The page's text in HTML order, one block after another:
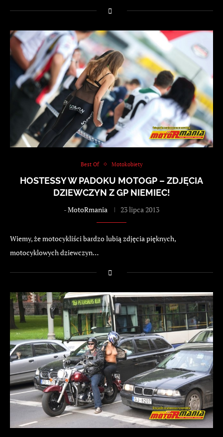
Best Of Motokobiety
HOSTESSY W PADOKU MOTOGP – ZDJĘCIA
DZIEWCZYN Z GP NIEMIEC!
-MotoRmania 23 lipca 2013
Wiemy, że motocykliści bardzo lubią zdjęcia pięknych,
motocyklowych dziewczyn…